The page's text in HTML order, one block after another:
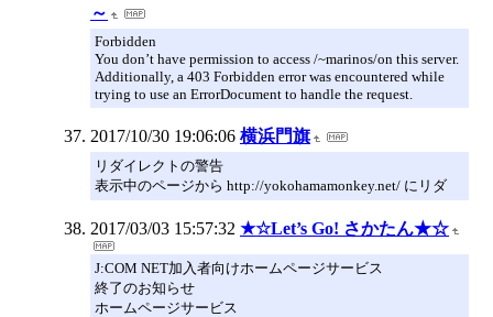
～
Forbidden
You don’t have permission to access /~marinos/on this server.
Additionally, a 403 Forbidden error was encountered while
trying to use an ErrorDocument to handle the request.
2017/10/30 19:06:06 横浜門旗
リダイレクトの警告
表示中のページから http://yokohamamonkey.net/ にリダ
2017/03/03 15:57:32 ★☆Let’s Go! さかたん★☆
J:COM NET加入者向けホームページサービス
終了のお知らせ
ホームページサービス